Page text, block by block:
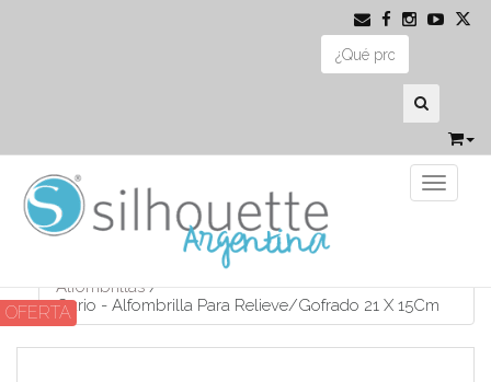
Toggle
Alfombrillas /
Curio - Alfombrilla Para Relieve/Gofrado 21 X 15Cm
OFERTA